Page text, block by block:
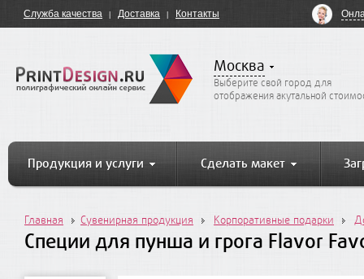
Служба качества Доставка Контакты
Москва
Выберите свой город для
отображения акутальной
Продукция и услуги Сделать макет
Главная Сувенирная продукция Корпоративные подарки
Специи для пунша и грога Flavor